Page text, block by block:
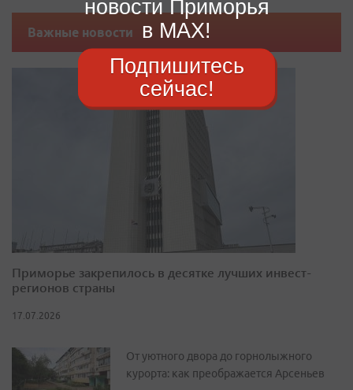
Важные новости
Приморье закрепилось в десятке лучших инвест-
регионов страны
17.07.2026
От уютного двора до горнолыжного
курорта: как преображается Арсеньев
новости Приморья
в MAX!
Подпишитесь
сейчас!